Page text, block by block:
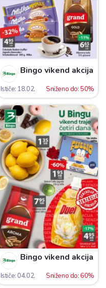
Bingo vikend akcija
Ističe: 18.02. Sniženo do: 50%
Bingo vikend akcija
Ističe: 04.02. Sniženo do: 60%